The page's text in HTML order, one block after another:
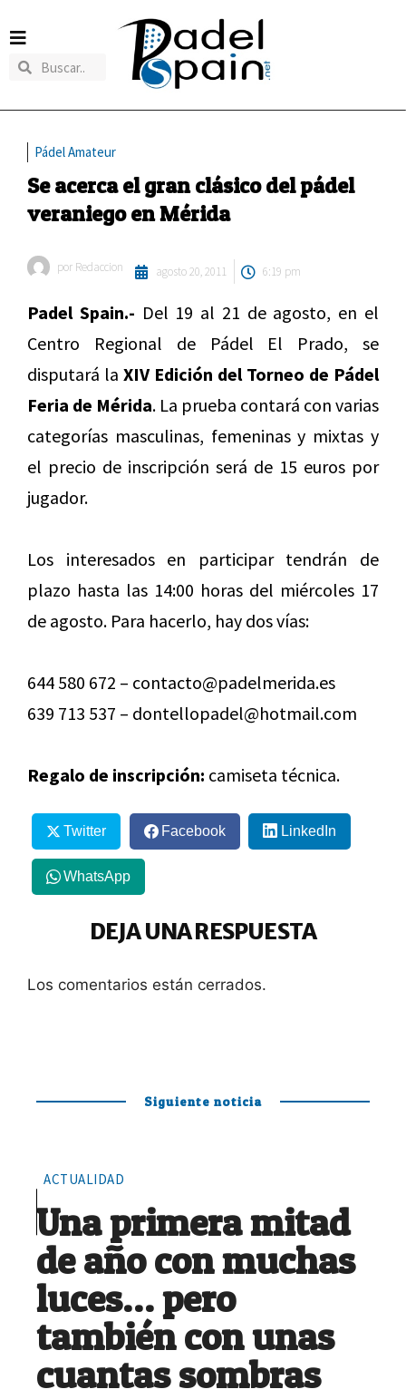
Pádel Amateur
Se acerca el gran clásico del pádel
veraniego en Mérida
por Redaccion agosto 20, 2011 6:19 pm
Padel Spain.- Del 19 al 21 de agosto, en el
Centro Regional de Pádel El Prado, se
disputará la XIV Edición del Torneo de Pádel
Feria de Mérida. La prueba contará con varias
categorías masculinas, femeninas y mixtas y
el precio de inscripción será de 15 euros por
jugador.
Los interesados en participar tendrán de
plazo hasta las 14:00 horas del miércoles 17
de agosto. Para hacerlo, hay dos vías:
644 580 672 – contacto@padelmerida.es
639 713 537 – dontellopadel@hotmail.com
Regalo de inscripción: camiseta técnica.
Twitter Facebook LinkedIn
WhatsApp
DEJA UNA RESPUESTA
Los comentarios están cerrados.
Siguiente noticia
ACTUALIDAD
Una primera mitad
de año con muchas
luces… pero
también con unas
cuantas sombras